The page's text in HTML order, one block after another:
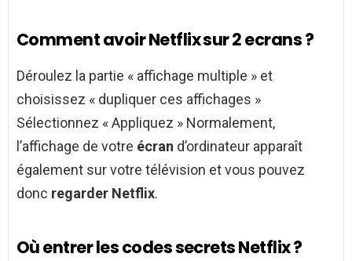
Comment avoir Netflix sur 2 ecrans ?
Déroulez la partie « affichage multiple » et
choisissez « dupliquer ces affichages »
Sélectionnez « Appliquez » Normalement,
l’affichage de votre écran d’ordinateur apparaît
également sur votre télévision et vous pouvez
donc regarder Netflix.
Où entrer les codes secrets Netflix ?